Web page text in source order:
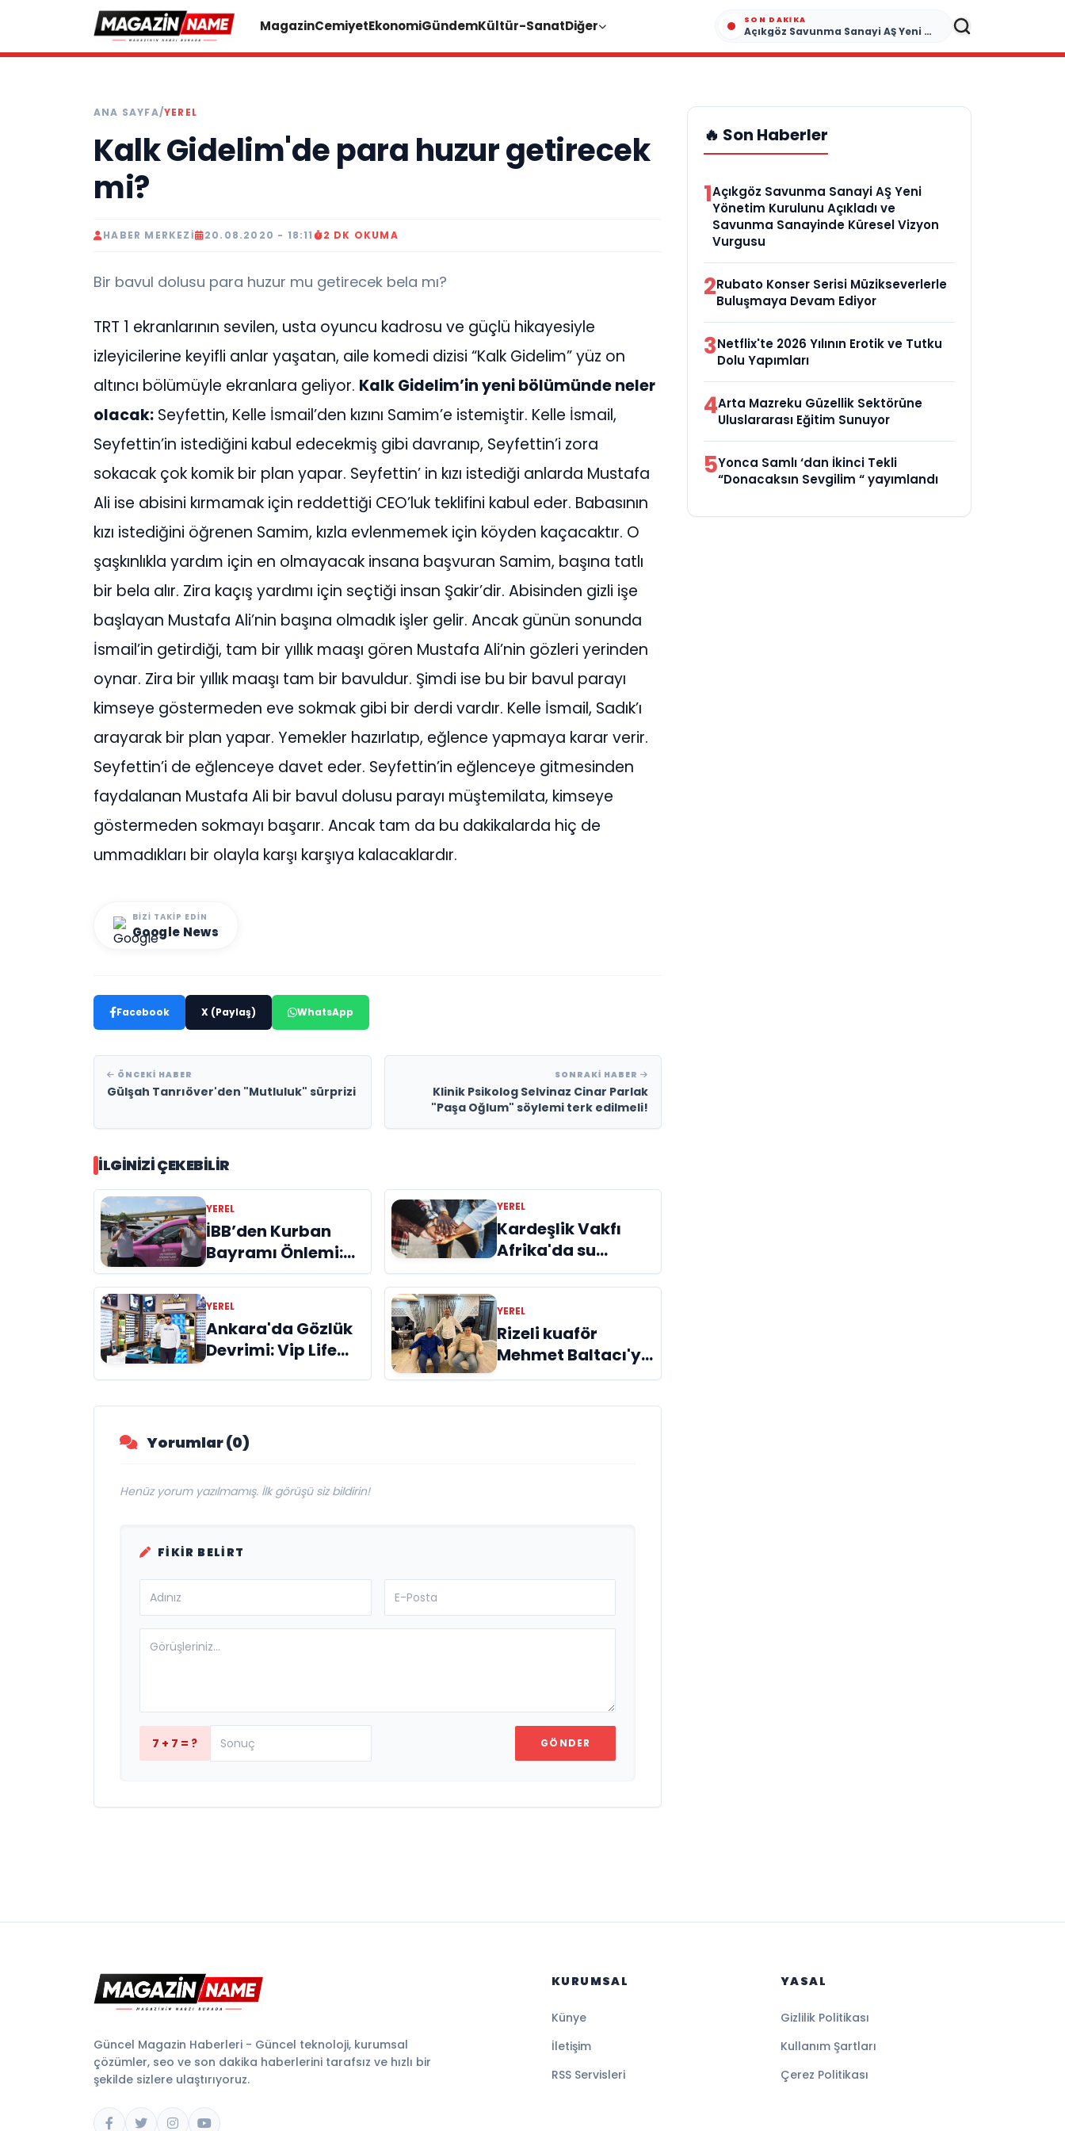
MagazinCemiyetEkonomiGündemKültür-SanatDiğer SON DAKIKA
Açıkgöz Savunma Sanayi AŞ Yeni Yönetim Kurulunu Açıkladı ve Savunma Sanayinde Küresel Vizyon Vurgusu
ANA SAYFA/YEREL
Kalk Gidelim'de para huzur getirecek
mi?
HABER MERKEZI 20.08.2020 - 18:11 2 DK OKUMA
Bir bavul dolusu para huzur mu getirecek bela mı?
TRT 1 ekranlarının sevilen, usta oyuncu kadrosu ve güçlü hikayesiyle
izleyicilerine keyifli anlar yaşatan, aile komedi dizisi “Kalk Gidelim” yüz on
altıncı bölümüyle ekranlara geliyor. Kalk Gidelim’inyeni bölümünde neler
olacak: Seyfettin, Kelle İsmail’den kızını Samim’e istemiştir. Kelle İsmail,
Seyfettin’in istediğini kabul edecekmiş gibi davranıp, Seyfettin’i zora
sokacak çok komik bir plan yapar. Seyfettin’ in kızı istediği anlarda Mustafa
Ali ise abisini kırmamak için reddettiği CEO’luk teklifini kabul eder. Babasının
kızı istediğini öğrenen Samim, kızla evlenmemek için köyden kaçacaktır. O
şaşkınlıkla yardım için en olmayacak insana başvuran Samim, başına tatlı
bir bela alır. Zira kaçış yardımı için seçtiği insan Şakir’dir. Abisinden gizli işe
başlayan Mustafa Ali’nin başına olmadık işler gelir. Ancak günün sonunda
İsmail’in getirdiği, tam bir yıllık maaşı gören Mustafa Ali’nin gözleri yerinden
oynar. Zira bir yıllık maaşı tam bir bavuldur. Şimdi ise bu bir bavul parayı
kimseye göstermeden eve sokmak gibi bir derdi vardır. Kelle İsmail, Sadık’ı
arayarak bir plan yapar. Yemekler hazırlatıp, eğlence yapmaya karar verir.
Seyfettin’i de eğlenceye davet eder. Seyfettin’in eğlenceye gitmesinden
faydalanan Mustafa Ali bir bavul dolusu parayı müştemilata, kimseye
göstermeden sokmayı başarır. Ancak tam da bu dakikalarda hiç de
ummadıkları bir olayla karşı karşıya kalacaklardır.
BIZI TAKIP EDIN
Google News
Facebook X (Paylaş) WhatsApp
ÖNCEKI HABER
Gülşah Tanrıöver'den "Mutluluk" sürprizi
SONRAKI HABER
Klinik Psikolog Selvinaz Cinar Parlak
"Paşa Oğlum" söylemi terk edilmeli!
İLGINIZI ÇEKEBILIR
YEREL
İBB’den Kurban
Bayramı Önlemi:
Boğa Yakalama
YEREL
Kardeşlik Vakfı
Afrika'da su
kuyusu ve yardım
projeleriyle umut
oluyor
YEREL
Ankara'da Gözlük
Devrimi: Vip Life
YEREL
Rizeli kuaför
Mehmet Baltacı'ya
Başkan'lardan
Yorumlar (0)
Henüz yorum yazılmamış. İlk görüşü siz bildirin!
FIKIR BELIRT
7 + 7 = ? GÖNDER
🔥 Son Haberler
1Açıkgöz Savunma Sanayi AŞ Yeni
Yönetim Kurulunu Açıkladı ve
Savunma Sanayinde Küresel Vizyon
Vurgusu
2Rubato Konser Serisi Müzikseverlerle
Buluşmaya Devam Ediyor
3Netflix'te 2026 Yılının Erotik ve Tutku
Dolu Yapımları
4Arta Mazreku Güzellik Sektörüne
Uluslararası Eğitim Sunuyor
5Yonca Samlı ‘dan İkinci Tekli
“Donacaksın Sevgilim “ yayımlandı
Güncel Magazin Haberleri - Güncel teknoloji, kurumsal
çözümler, seo ve son dakika haberlerini tarafsız ve hızlı bir
şekilde sizlere ulaştırıyoruz.
KURUMSAL
Künye
İletişim
RSS Servisleri
YASAL
Gizlilik Politikası
Kullanım Şartları
Çerez Politikası